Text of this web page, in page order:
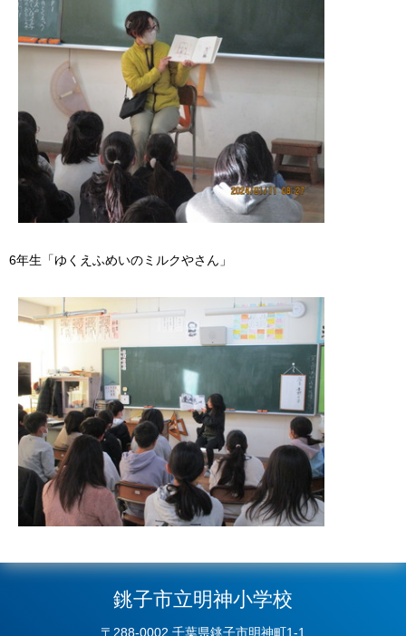
6年生「ゆくえふめいのミルクやさん」
銚子市立明神小学校
〒288-0002 千葉県銚子市明神町1-1